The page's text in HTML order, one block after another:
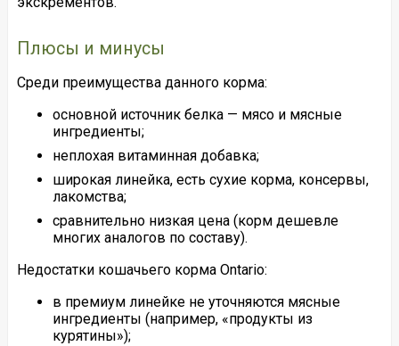
Плюсы и минусы
Среди преимущества данного корма:
основной источник белка — мясо и мясные
ингредиенты;
неплохая витаминная добавка;
широкая линейка, есть сухие корма, консервы,
лакомства;
сравнительно низкая цена (корм дешевле
многих аналогов по составу).
Недостатки кошачьего корма Ontario:
в премиум линейке не уточняются мясные
ингредиенты (например, «продукты из
курятины»);